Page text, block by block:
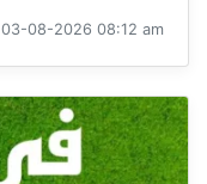
03-08-2026 08:12 am